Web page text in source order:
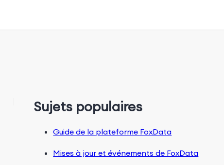
Sujets populaires
Guide de la plateforme FoxData
Mises à jour et événements de FoxData